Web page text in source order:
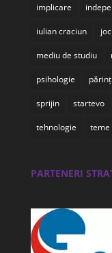
implicare
iulian craciun
mediu de studiu
psihologie părinți
sprijin startevo
tehnologie teme
PARTENERI